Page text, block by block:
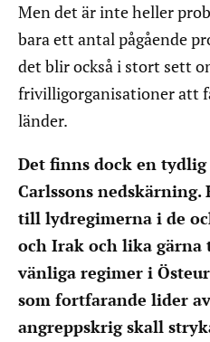
Men det är inte heller
bara ett antal pågående
det blir också i stort sett
frivilligorganisationer att
länder.
Det finns dock en
Carlssons
till lydregimerna i de
och Irak och lika gärna
vänliga regimer i
som fortfarande lider
angreppskrig skall